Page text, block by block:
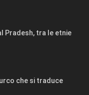
Pradesh, tra le etnie
che si traduce